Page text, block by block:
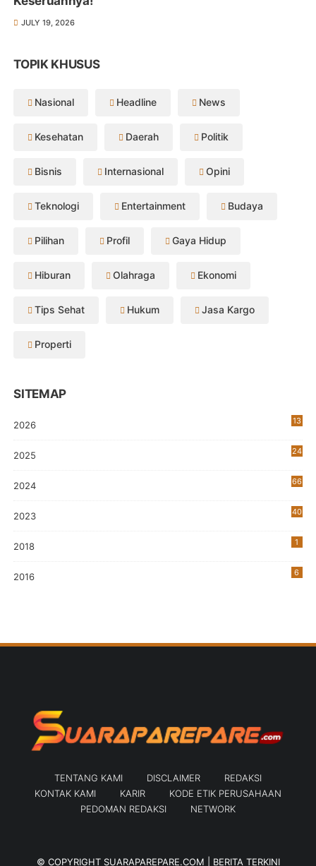
JULY 19, 2026
TOPIK KHUSUS
Nasional Headline News
Kesehatan Daerah Politik
Bisnis Internasional Opini
Teknologi Entertainment Budaya
Pilihan Profil Gaya Hidup
Hiburan Olahraga Ekonomi
Tips Sehat Hukum Jasa Kargo
Properti
SITEMAP
2026 13
2025 24
2024 66
2023
40
2018 1
2016 6
TENTANG KAMI DISCLAIMER
REDAKSI
KONTAK KAMI
KARIR
KODE ETIK PERUSAHAAN
PEDOMAN REDAKSI
NETWORK
© COPYRIGHT SUARAPAREPARE.COM | BERITA TERKINI